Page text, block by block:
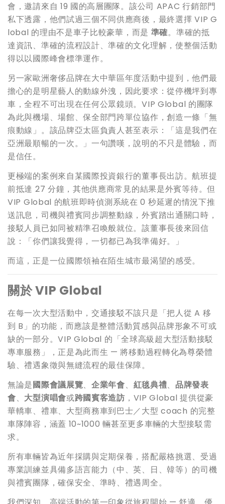
會，邀請來自 19 國的高層團隊。該公司 APAC 行銷部門
私下透露，他們試過三個不同供應商後，最終選擇 VIP G
lobal 的理由不是車子比較豪華，而是 準確。準確的抵
達資訊、準確的流程設計、準確的文化理解，使整個活動
得以以國際峰會標準運作。
另一家歐洲奢侈品牌在大中華區年度活動中提到，他們最
擔心的是明星藝人的動線外洩，因此要求：從停機坪到專
車，全程不可出現在任何公眾鏡頭。VIP Global 的團隊
為此與機場、場館、保全部門跨單位協作，創造一條「無
痕動線」。該品牌亞太區負責人甚至表示：「這是我們在
亞洲最順暢的一次。」一句讚嘆，說明的不只是體驗，而
是信任。
更極端的案例來自某國際投資銀行的董事長出訪。航班提
前抵達 27 分鐘，其他供應商常見的結果是外賓等待。但
VIP Global 的航班即時偵測系統在 0 秒延遲的情況下推
送訊息，司機與禮賓同步調整動線，外賓踏出通關口時，
接駁人員已如同被精準召喚般就位。該董事長後來回信
說：「你們讓我覺得，一切都已為我準備好。」
而這，正是一位國際領袖在陌生城市最渴望的感受。
關於 VIP Global
在每一次大型活動中，交通接駁不該只是「把人從 A 移
到 B」的功能，而應該是整體活動質感與品牌形象不可或
缺的一部分。VIP Global 的「全球高級超大型活動接駁
專車服務」，正是為此而生 — 將移動過程轉化為尊榮體
驗、禮遇象徵與無縫流程的最佳保障。
無論是國際會議展覽、企業年會、 紅毯典禮、品牌發表
會、大型演唱會或跨國賓客造訪 ，VIP Global 提供從豪
華轎車、禮車、大型商務車到巴士／大型 coach 的完整
車隊陣容，涵蓋 10~1000 輛甚至更多車輛的大型接駁需
求。
所有車輛皆為近年採購與定期保養，搭配嚴格挑選、受過
專業訓練並具備多語言能力（中、英、日、韓等）的司機
與禮賓團隊，確保安全、準時、禮遇周全。